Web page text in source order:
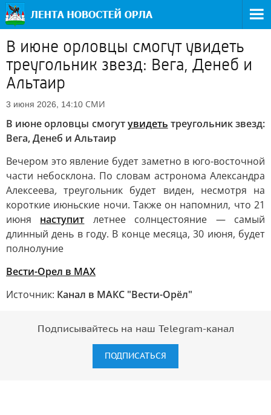
В июне орловцы смогут увидеть
треугольник звезд: Вега, Денеб и
Альтаир
3 июня 2026, 14:10 СМИ
В июне орловцы смогутувидеть треугольник звезд:
Вега, Денеб и Альтаир
Вечером это явление будет заметно в юго-восточной
части небосклона. По словам астронома Александра
Алексеева,треугольник будет виден, несмотря на
короткие июньские ночи. Также он напомнил, что 21
июня наступит летнее солнцестояние — самый
длинный день в году. В конце месяца, 30 июня, будет
полнолуние
Вести-Орел в МАХ
Источник: Канал в МАКС "Вести-Орёл"
Подписывайтесь на наш Telegram-канал
ПОДПИСАТЬСЯ